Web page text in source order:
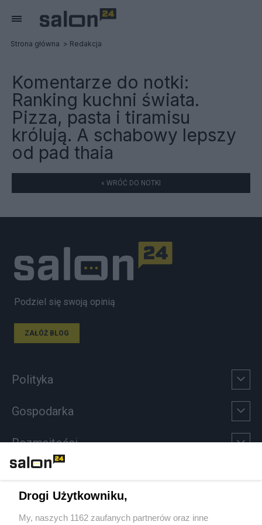
Strona główna Redakcja
Komentarze do notki:
Ranking kuchni świata.
Pizza, pasta i tiramisu
królują. A schabowy lepszy
od pad thaia
« WRÓĆ DO NOTKI
Podziel się swoją opinią
ZAŁÓŻ BLOG
Polityka
Gospodarka
Rozmaitości
Sport
Drogi Użytkowniku,
My, naszych 1162 zaufanych partnerów oraz inne